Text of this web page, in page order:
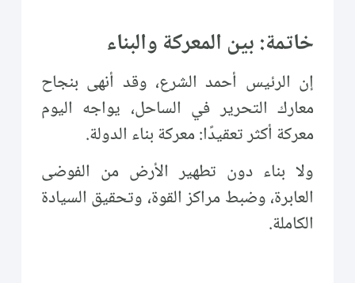
خاتمة: بين المعركة والبناء
إن الرئيس أحمد الشرع، وقد أنهى بنجاح
معارك التحرير في الساحل، يواجه اليوم
معركة أكثر تعقيدًا: معركة بناء الدولة.
ولا بناء دون تطهير الأرض من الفوضى
العابرة، وضبط مراكز القوة، وتحقيق السيادة
الكاملة.